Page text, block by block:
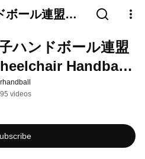
ボール連盟
ハンドボール連盟
Handball
95 videos